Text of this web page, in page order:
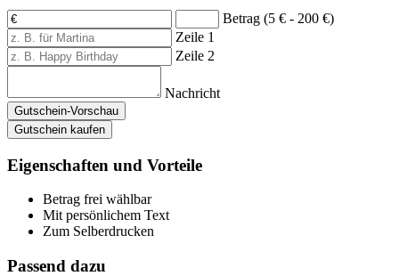
Betrag (5 € - 200 €)
Zeile 1
Zeile 2
Nachricht
Gutschein-Vorschau
Gutschein kaufen
Eigenschaften und Vorteile
Betrag frei wählbar
Mit persönlichem Text
Zum Selberdrucken
Passend dazu